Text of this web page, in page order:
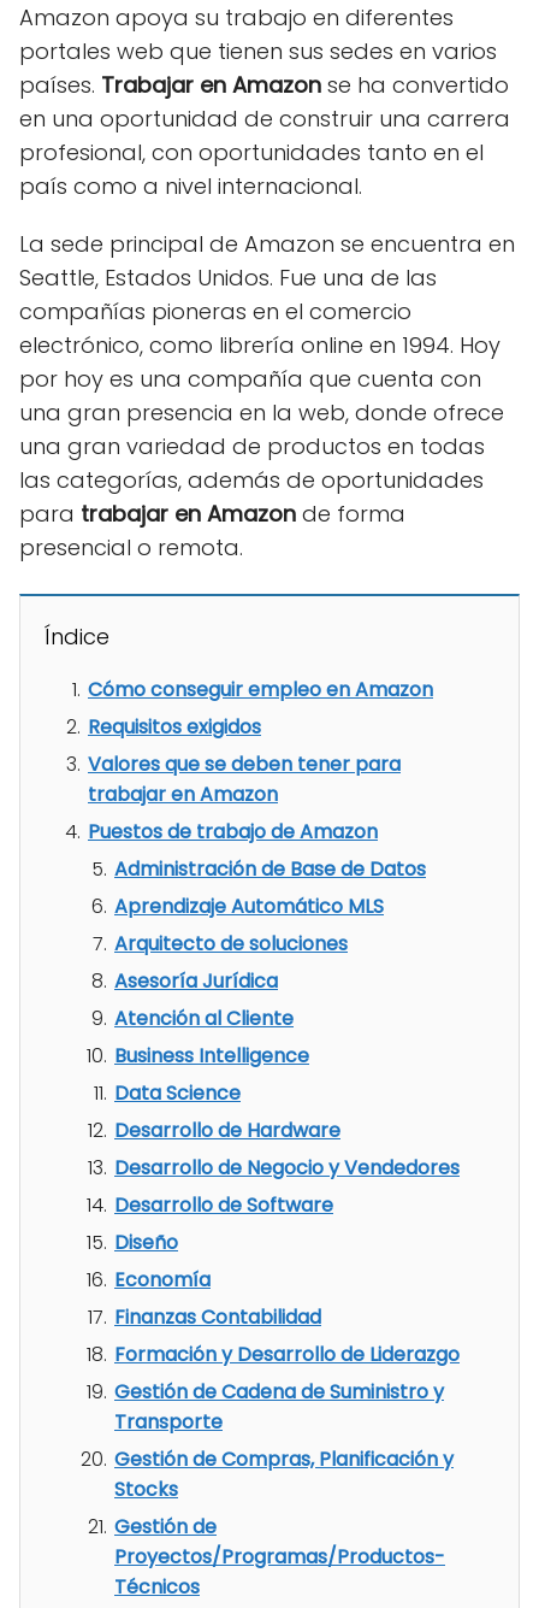
Amazon apoya su trabajo en diferentes
portales web que tienen sus sedes en varios
países. Trabajar en Amazon se ha convertido
en una oportunidad de construir una carrera
profesional, con oportunidades tanto en el
país como a nivel internacional.
La sede principal de Amazon se encuentra en
Seattle, Estados Unidos. Fue una de las
compañías pioneras en el comercio
electrónico, como librería online en 1994. Hoy
por hoy es una compañía que cuenta con
una gran presencia en la web, donde ofrece
una gran variedad de productos en todas
las categorías, además de oportunidades
para trabajar en Amazon de forma
presencial o remota.
Índice
Cómo conseguir empleo en Amazon
Requisitos exigidos
Valores que se deben tener para
trabajar en Amazon
Puestos de trabajo de Amazon
Administración de Base de Datos
Aprendizaje Automático MLS
Arquitecto de soluciones
Asesoría Jurídica
Atención al Cliente
Business Intelligence
Data Science
Desarrollo de Hardware
Desarrollo de Negocio y Vendedores
Desarrollo de Software
Diseño
Economía
Finanzas Contabilidad
Formación y Desarrollo de Liderazgo
Gestión de Cadena de Suministro y
Transporte
Gestión de Compras, Planificación y
Stocks
Gestión de
Proyectos/Programas/Productos-
Técnicos